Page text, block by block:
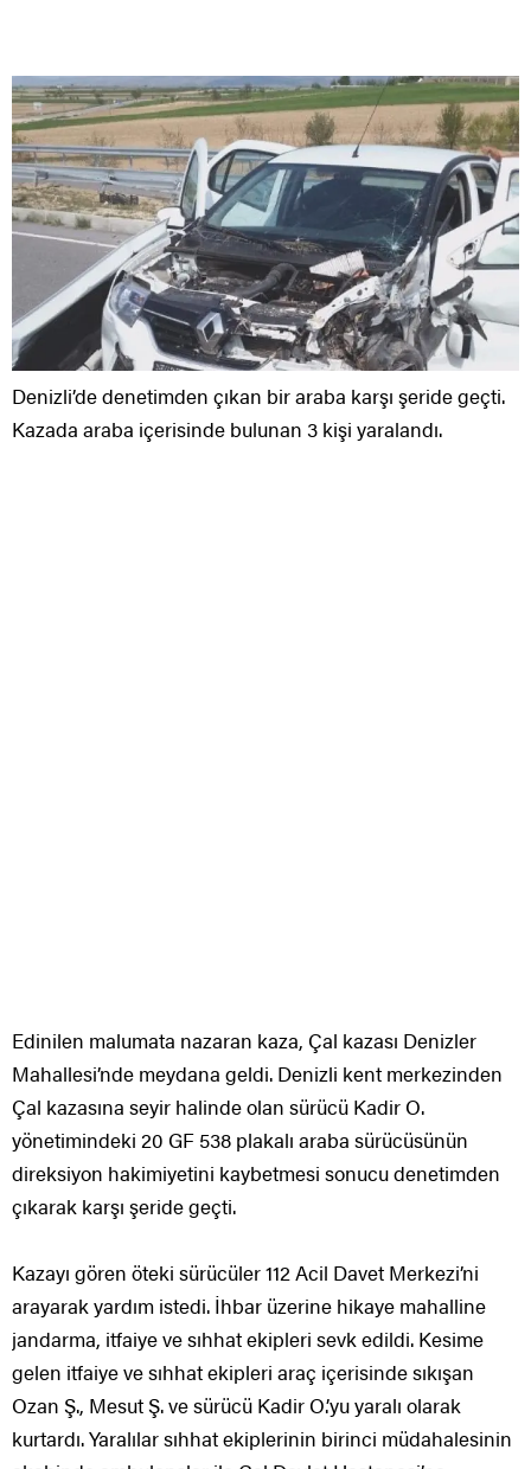
Denizli’de denetimden çıkan bir araba karşı şeride geçti.
Kazada araba içerisinde bulunan 3 kişi yaralandı.
Edinilen malumata nazaran kaza, Çal kazası Denizler
Mahallesi’nde meydana geldi. Denizli kent merkezinden
Çal kazasına seyir halinde olan sürücü Kadir O.
yönetimindeki 20 GF 538 plakalı araba sürücüsünün
direksiyon hakimiyetini kaybetmesi sonucu denetimden
çıkarak karşı şeride geçti.
Kazayı gören öteki sürücüler 112 Acil Davet Merkezi’ni
arayarak yardım istedi. İhbar üzerine hikaye mahalline
jandarma, itfaiye ve sıhhat ekipleri sevk edildi. Kesime
gelen itfaiye ve sıhhat ekipleri araç içerisinde sıkışan
Ozan Ş., Mesut Ş. ve sürücü Kadir O.’yu yaralı olarak
kurtardı. Yaralılar sıhhat ekiplerinin birinci müdahalesinin